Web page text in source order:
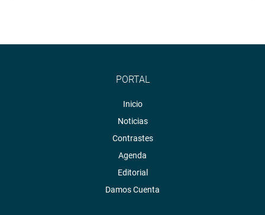
PORTAL
Inicio
Noticias
Contrastes
Agenda
Editorial
Damos Cuenta